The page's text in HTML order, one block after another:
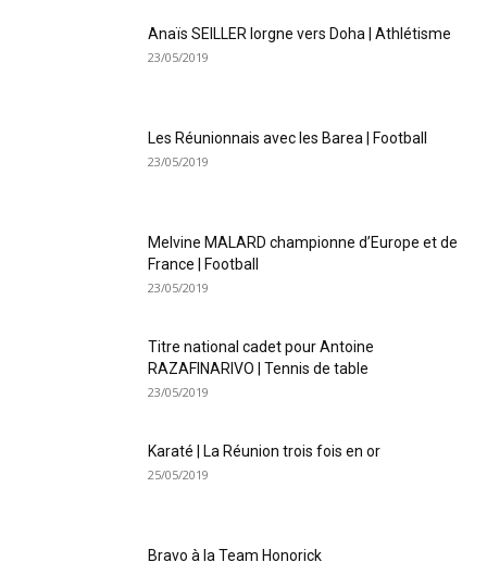
Anaïs SEILLER lorgne vers Doha | Athlétisme
23/05/2019
Les Réunionnais avec les Barea | Football
23/05/2019
Melvine MALARD championne d’Europe et de
France | Football
23/05/2019
Titre national cadet pour Antoine
RAZAFINARIVO | Tennis de table
23/05/2019
Karaté | La Réunion trois fois en or
25/05/2019
Bravo à la Team Honorick